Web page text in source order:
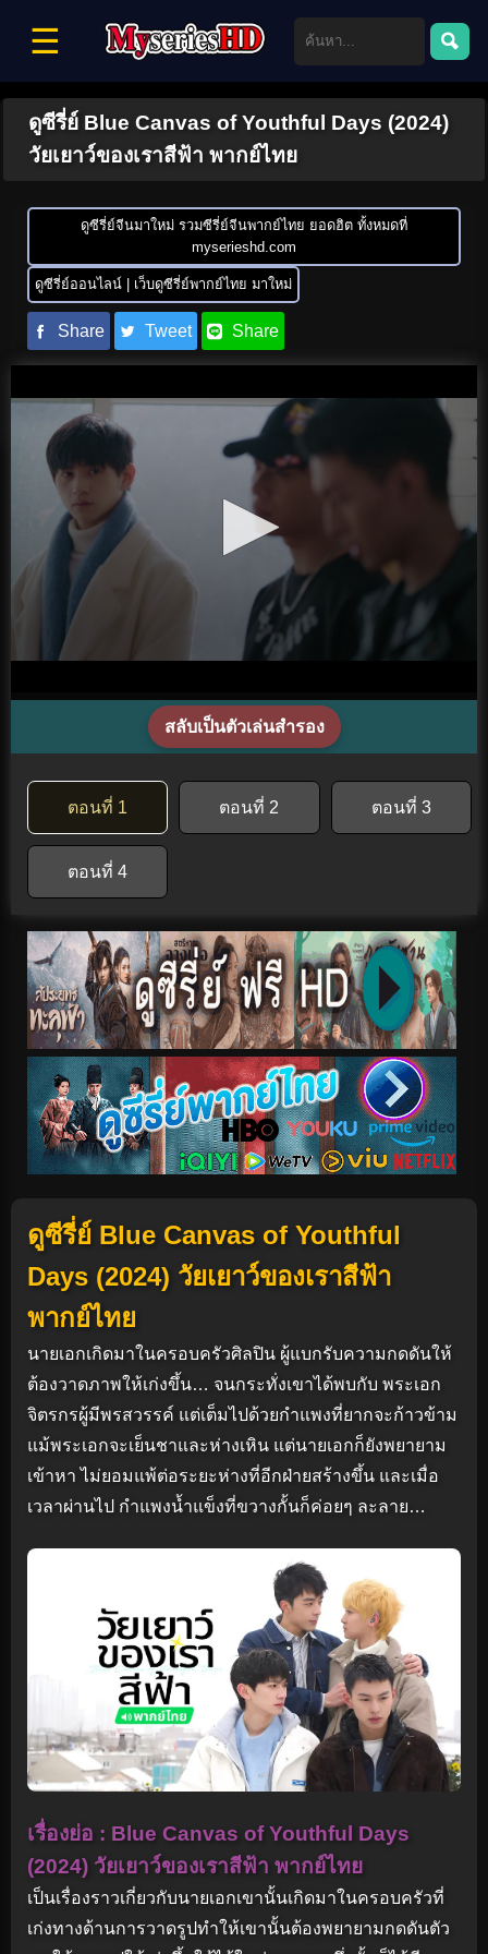
☰
ดูซีรี่ย์ Blue Canvas of Youthful Days (2024)
วัยเยาว์ของเราสีฟ้า พากย์ไทย
ดูซีรี่ย์จีนมาใหม่ รวมซีรี่ย์จีนพากย์ไทย ยอดฮิต ทั้งหมดที่
myserieshd.com
ดูซีรี่ย์ออนไลน์ | เว็บดูซีรี่ย์พากย์ไทย มาใหม่
Share Tweet Share
สลับเป็นตัวเล่นสำรอง
ตอนที่ 1 ตอนที่ 2 ตอนที่ 3
ตอนที่ 4
ดูซีรี่ย์ Blue Canvas of Youthful
Days (2024) วัยเยาว์ของเราสีฟ้า
พากย์ไทย
นายเอกเกิดมาในครอบครัวศิลปิน ผู้แบกรับความกดดันให้
ต้องวาดภาพให้เก่งขึ้น… จนกระทั่งเขาได้พบกับ พระเอก
จิตรกรผู้มีพรสวรรค์ แต่เต็มไปด้วยกำแพงที่ยากจะก้าวข้าม
แม้พระเอกจะเย็นชาและห่างเหิน แต่นายเอกก็ยังพยายาม
เข้าหา ไม่ยอมแพ้ต่อระยะห่างที่อีกฝ่ายสร้างขึ้น และเมื่อ
เวลาผ่านไป กำแพงน้ำแข็งที่ขวางกั้นก็ค่อยๆ ละลาย…
เรื่องย่อ : Blue Canvas of Youthful Days
(2024) วัยเยาว์ของเราสีฟ้า พากย์ไทย
เป็นเรื่องราวเกี่ยวกับนายเอกเขานั้นเกิดมาในครอบครัวที่
เก่งทางด้านการวาดรูปทำให้เขานั้นต้องพยายามกดดันตัว